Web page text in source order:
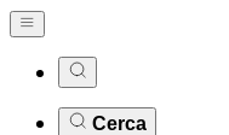
Cerca